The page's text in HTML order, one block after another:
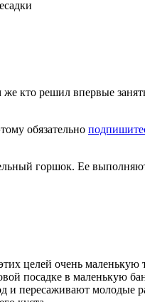
кто решил впервые
обязательно
горшок. Ее
целей очень маленькую
посадке в маленькую
и пересаживают молодые